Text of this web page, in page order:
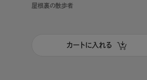
屋根裏の散歩者
カートに入れる